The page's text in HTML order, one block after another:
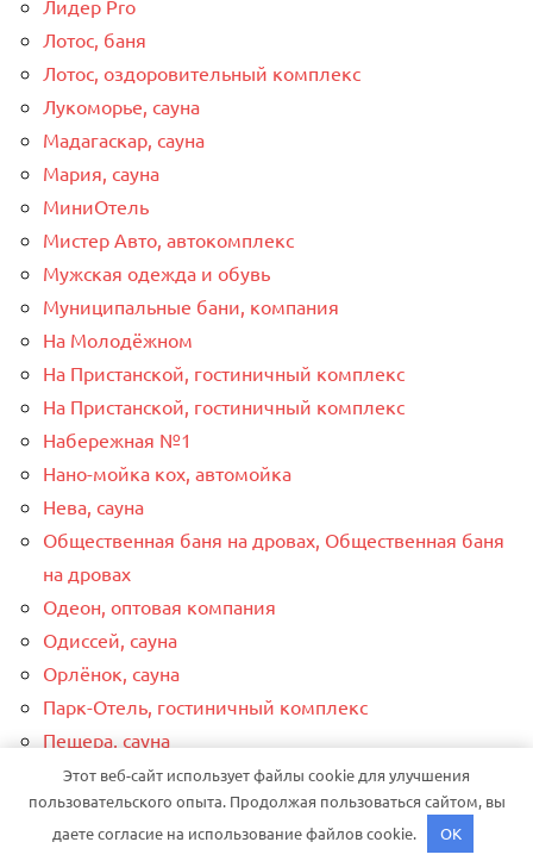
Лидер Pro
Лотос, баня
Лотос, оздоровительный комплекс
Лукоморье, сауна
Мадагаскар, сауна
Мария, сауна
МиниОтель
Мистер Авто, автокомплекс
Мужская одежда и обувь
Муниципальные бани, компания
На Молодёжном
На Пристанской, гостиничный комплекс
На Пристанской, гостиничный комплекс
Набережная №1
Нано-мойка кох, автомойка
Нева, сауна
Общественная баня на дровах, Общественная баня
на дровах
Одеон, оптовая компания
Одиссей, сауна
Орлёнок, сауна
Парк-Отель, гостиничный комплекс
Пещера, сауна
Пирс, автомойка
Подстепки house, гостевой дом
Политика конфиденциальности
Этот веб-сайт использует файлы cookie для улучшения
пользовательского опыта. Продолжая пользоваться сайтом, вы
даете согласие на использование файлов cookie.
OK